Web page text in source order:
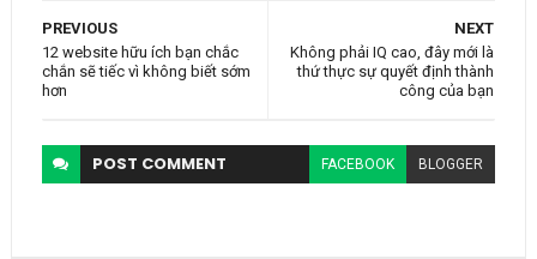
NEXT
Không phải IQ cao, đây mới là
thứ thực sự quyết định thành
công của bạn
PREVIOUS
12 website hữu ích bạn chắc
chắn sẽ tiếc vì không biết sớm
hơn
POST COMMENT FACEBOOK BLOGGER